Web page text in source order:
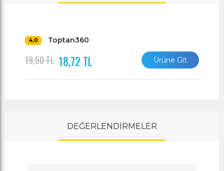
4,0 Toptan360
19,50 TL 18,72 TL Ürüne Git
DEĞERLENDİRMELER